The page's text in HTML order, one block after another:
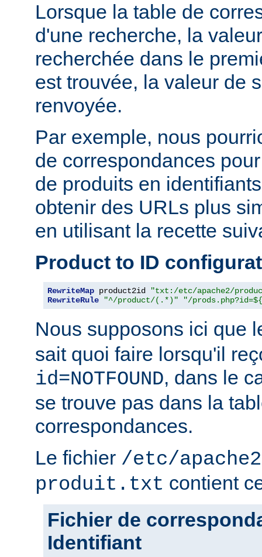
Lorsque la table de
d'une recherche, la
recherchée dans le
est trouvée, la valeur de
renvoyée.
Par exemple, nous
de correspondances
de produits en
obtenir des URLs plus
en utilisant la recette
Product to ID
RewriteMap product2id
"txt:/etc/apache2/
RewriteRule
"^/product/(.*)" "/
Nous supposons ici que
sait quoi faire lorsqu'il
id=NOTFOUND, dans le
se trouve pas dans la
correspondances.
Le fichier /etc/
produit.txt contient
Fichier de
Identifiant